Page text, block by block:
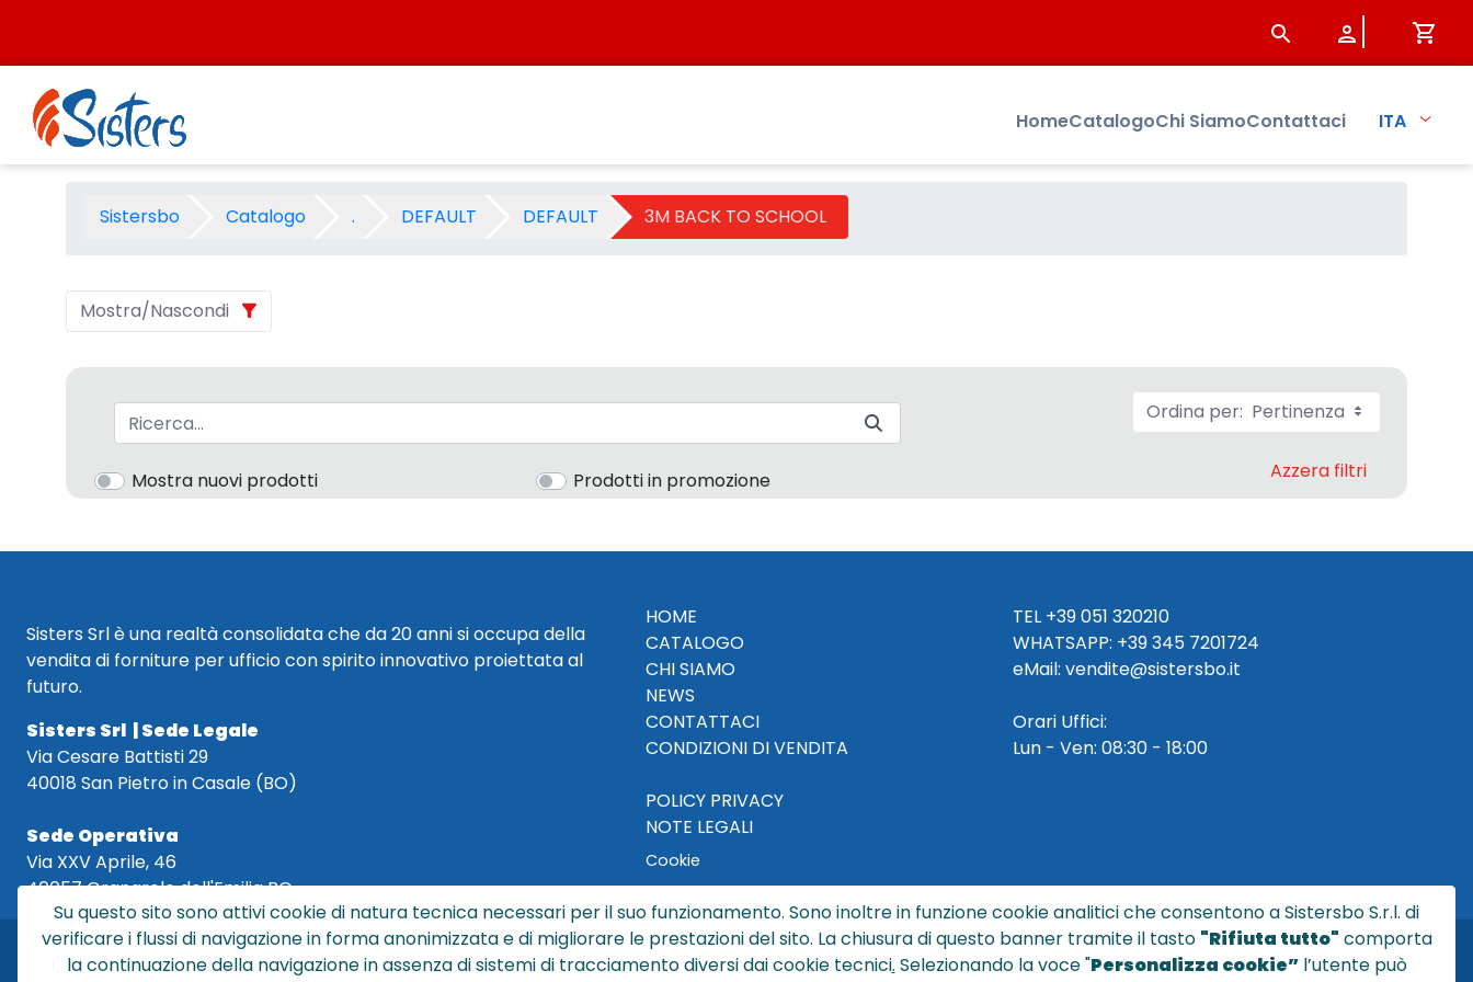
3M BACK TO SCHOOL 2010 - Categoria - Sistersbo
HomeCatalogoChi SiamoContattaci ITA
Sistersbo Catalogo . DEFAULT DEFAULT 3M BACK TO SCHOOL
Mostra/Nascondi
Barra di ricerca
Mostra nuovi prodotti Prodotti in promozione
Ordina per: Pertinenza
Azzera filtri
Sisters Srl è una realtà consolidata che da 20 anni si occupa della
vendita di forniture per ufficio con spirito innovativo proiettata al
futuro.
Sisters Srl | Sede Legale
Via Cesare Battisti 29
40018 San Pietro in Casale (BO)
Sede Operativa
Via XXV Aprile, 46
40057 Granarolo dell'Emilia BO
HOME
CATALOGO
CHI SIAMO
NEWS
CONTATTACI
CONDIZIONI DI VENDITA
POLICY PRIVACY
NOTE LEGALI
Cookie
TEL +39 051 320210
WHATSAPP: +39345 7201724
eMail: vendite@sistersbo.it
Orari Uffici:
Lun - Ven: 08:30 - 18:00
© Copyright 2024 by Sisters S.r.l. - All rights reserved
Sisters S.r.l. - R.I. BO - N. REA 429992 - PEC sisterssrl@legalmail.it
Su questo sito sono attivi cookie di natura tecnica necessari per il suo funzionamento. Sono inoltre in funzione cookie analitici che consentono a Sistersbo S.r.l. di
verificare i flussi di navigazione in forma anonimizzata e di migliorare le prestazioni del sito. La chiusura di questo banner tramite il tasto "Rifiuta tutto" comporta
la continuazione della navigazione in assenza di sistemi di tracciamento diversi dai cookie tecnici. Selezionando la voce "Personalizza cookie”l’utente può